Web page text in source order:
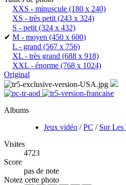
XXS - minuscule (180 x 240)
XS - très petit(243 x 324)
S - petit(324 x 432)
✔ M - moyen (450 x 600)
L - grand (567 x 756)
XL - très grand (688 x 918)
XXL - énorme (768 x 1024)
Original
Albums
Jeux vidéo /PC / Sur Les
Visites
4723
Score
pas de note
Notez cette photo